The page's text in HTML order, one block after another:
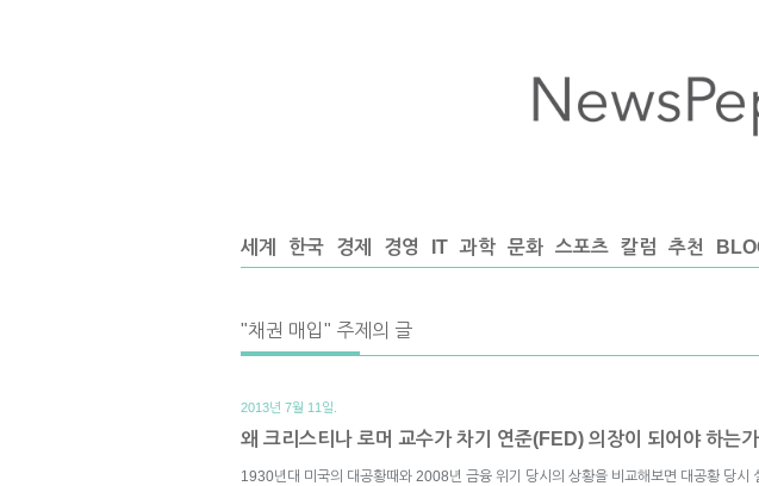
세계 한국 경제 경영 IT 과학 문화 스포츠 칼럼 추천
"채권 매입" 주제의 글
2013년 7월 11일.
왜 크리스티나 로머 교수가 차기 연준(FED) 의장이 되어야 하는가
1930년대 미국의 대공황때와 2008년 금융 위기 당시의 상황을 비교해보면 대공황 당시